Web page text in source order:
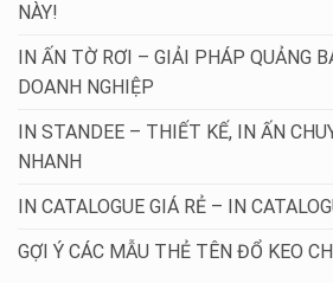
NÀY!
IN ẤN TỜ RƠI – GIẢI PHÁP QUẢNG
DOANH NGHIỆP
IN STANDEE – THIẾT KẾ, IN ẤN
NHANH
IN CATALOGUE GIÁ RẺ – IN
GỢI Ý CÁC MẪU THẺ TÊN ĐỔ KEO